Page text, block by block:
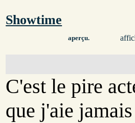
Showtime
aperçu.
C'est le pire
que j'aie